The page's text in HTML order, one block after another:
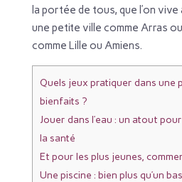
la portée de tous, que l’on vive
une petite ville comme Arras
comme Lille ou Amiens.
Quels jeux pratiquer dans une
bienfaits ?
Jouer dans l’eau : un atout
la santé
Et pour les plus jeunes,
Une piscine : bien plus qu’un